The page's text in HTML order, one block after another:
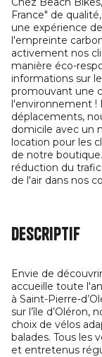
France" de
une expérience
l'empreinte
activement nos
manière éco-
informations sur
promouvant une
l'environnement !
déplacements,
domicile avec un
location pour les
de notre
réduction du
de l'air dans nos
Descriptif
Envie de
accueille toute
à Saint-Pierre-
sur l’île
choix de vélos
balades. Tous les
et entretenus